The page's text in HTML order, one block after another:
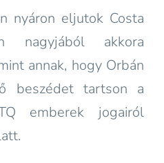
nyáron eljutok Costa
nagyjából akkora
annak, hogy Orbán
beszédet tartson a
emberek jogairól